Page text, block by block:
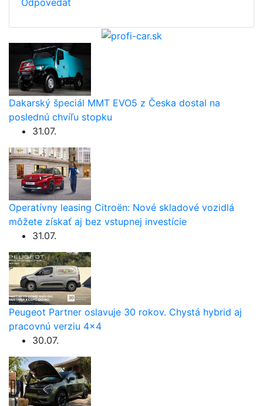
Odpovedať
Dakarský špeciál MMT EVO5 z Česka dostal na
poslednú chvíľu stopku
31.07.
Operatívny leasing Citroën: Nové skladové vozidlá
môžete získať aj bez vstupnej investície
31.07.
Peugeot Partner oslavuje 30 rokov. Chystá hybrid aj
pracovnú verziu 4×4
30.07.